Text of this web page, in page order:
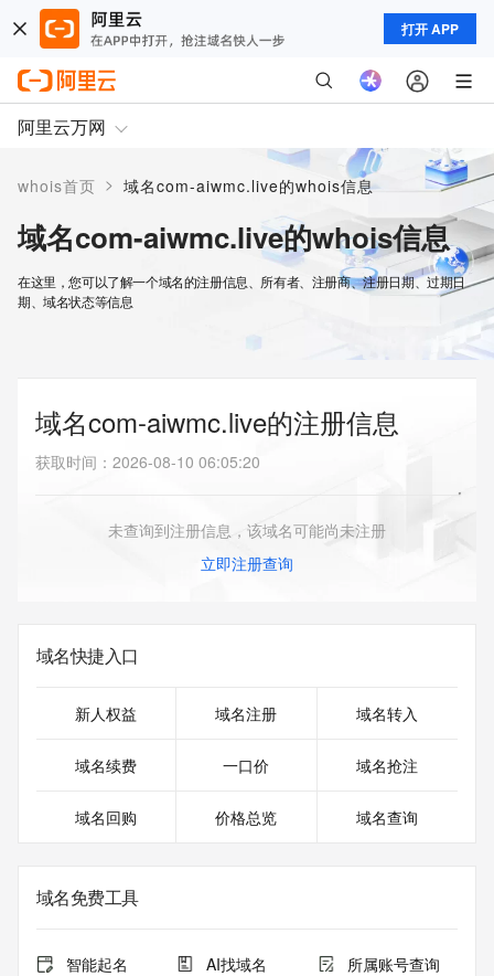
打开 APP
阿里云万网
whois首页 > 域名com-aiwmc.live的whois信息
域名com-aiwmc.live的whois信息
在这里，您可以了解一个域名的注册信息、所有者、注册商、注册日期、过期日
期、域名状态等信息
域名com-aiwmc.live的注册信息
获取时间 ： 2026-08-10 06:05:20
未查询到注册信息，该域名可能尚未注册
立即注册查询
域名快捷入口
新人权益 域名注册 域名转入
域名续费 一口价 域名抢注
域名回购 价格总览 域名查询
域名免费工具
智能起名 AI找域名 所属账号查询